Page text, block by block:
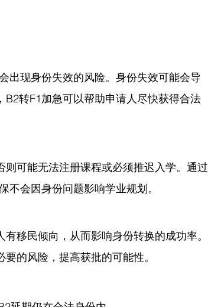
出现身份失效的风险。身份失效可能会导
转F1加急可以帮助申请人尽快获得合法
可能无法注册课程或必须推迟入学。通过
会因身份问题影响学业规划。
移民倾向，从而影响身份转换的成功率。
的风险，提高获批的可能性。